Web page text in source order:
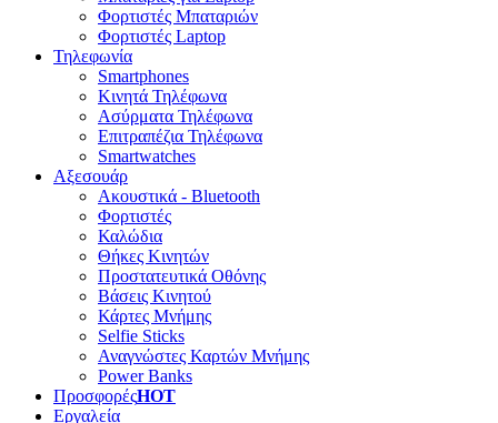
Φορτιστές Μπαταριών
Φορτιστές Laptop
Τηλεφωνία
Smartphones
Κινητά Τηλέφωνα
Ασύρματα Τηλέφωνα
Επιτραπέζια Τηλέφωνα
Smartwatches
Αξεσουάρ
Ακουστικά - Bluetooth
Φορτιστές
Καλώδια
Θήκες Κινητών
Προστατευτικά Οθόνης
Βάσεις Κινητού
Κάρτες Μνήμης
Selfie Sticks
Αναγνώστες Καρτών Μνήμης
Power Banks
ΠροσφορέςHOT
Εργαλεία